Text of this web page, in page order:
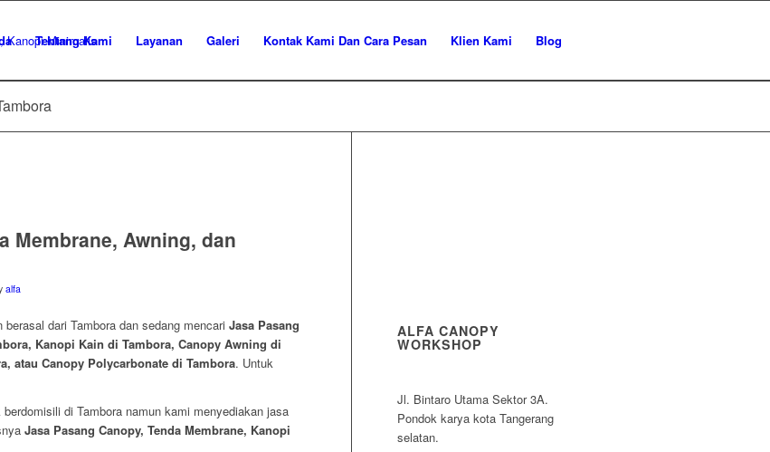
Tentang Kami Layanan Galeri Kontak Kami Dan Cara Pesan Klien Kami Blog
Membrane, Awning, dan
alfa
dari Tambora dan sedang mencari Jasa Pasang
Kanopi Kain di Tambora, Canopy Awning di
atau Canopy Polycarbonate di Tambora. Untuk
di Tambora namun kami menyediakan jasa
Jasa Pasang Canopy, Tenda Membrane, Kanopi
ALFA CANOPY
WORKSHOP
Jl. Bintaro Utama Sektor 3A.
Pondok karya kota Tangerang
selatan.